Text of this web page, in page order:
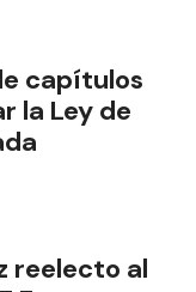
capítulos
la Ley de
reelecto al